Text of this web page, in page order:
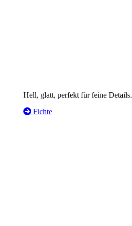
Hell, glatt, perfekt für feine Details.
Fichte